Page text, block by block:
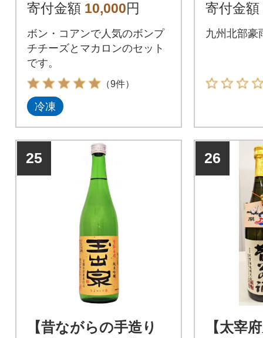
寄付金額 10,000円
ボン・コアンで人気のボンプ
チチーズとマカロンのセット
です。
（9件）
冷凍
寄付金額
九州北部豪
25
【昔ながらの手造り
26
【太宰